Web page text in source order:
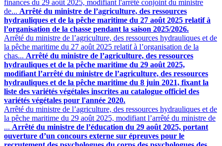
finances du 29 août 2025, modifiant l'arrêté conjoint du ministre
de... Arrêté du ministre de l’agriculture, des ressources
hydrauliques et de la pêche maritime du 27 août 2025 relatif à
l’organisation de la chasse pendant la saison 2025/2026.
Arrêté du ministre de l’agriculture, des ressources hydrauliques et de
la pêche maritime du 27 août 2025 relatif à l’organisation de la
chas... Arrêté du ministre de l’agriculture, des ressources
hydrauliques et de la pêche maritime du 29 août 2025,
modifiant l’arrêté du ministre de l’agriculture, des ressources
hydrauliques et de la pêche maritime du 8 juin 2021, fixant la
liste des variétés végétales inscrites au catalogue officiel des
variétés végétales pour l'année 2020.
Arrêté du ministre de l’agriculture, des ressources hydrauliques et de
la pêche maritime du 29 août 2025, modifiant l’arrêté du ministre de
... Arrêté du ministre de l’éducation du 29 août 2025, portant
ouverture d’un concours externe sur épreuves pour le